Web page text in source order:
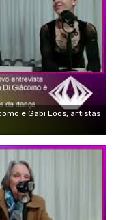
e Gabi Loos, artistas